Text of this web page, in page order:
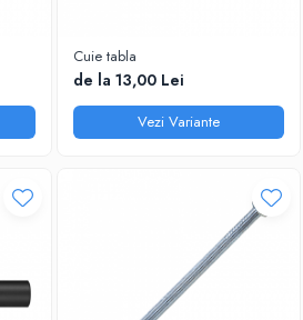
Cuie tabla
de la 13,00 Lei
Vezi Variante